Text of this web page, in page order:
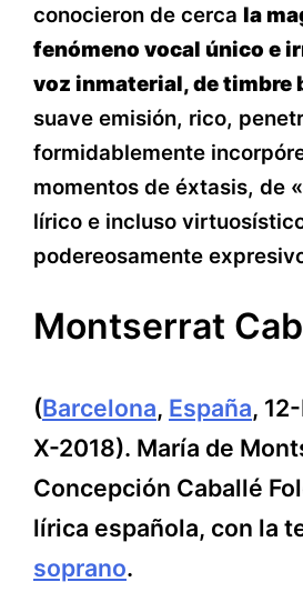
conocieron de cerca la
fenómeno vocal único e
voz inmaterial, de timbre
suave emisión, rico,
formidablemente
momentos de éxtasis, de
lírico e incluso
podereosamente
Montserrat
(Barcelona, España,
X-2018). María de
Concepción Caballé
lírica española, con la
soprano.